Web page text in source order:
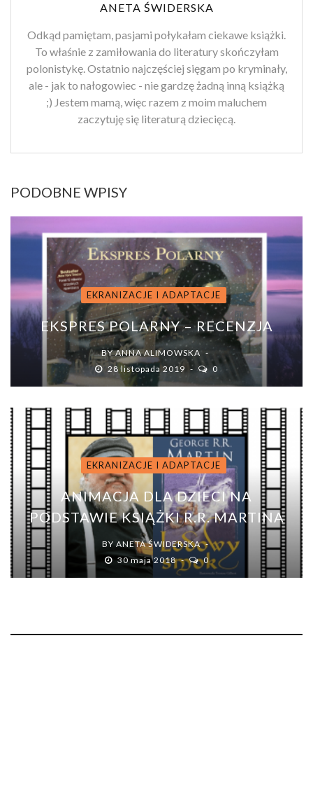
ANETA ŚWIDERSKA
Odkąd pamiętam, pasjami połykałam ciekawe książki.
To właśnie z zamiłowania do literatury skończyłam
polonistykę. Ostatnio najczęściej sięgam po kryminały,
ale - jak to nałogowiec - nie gardzę żadną inną książką
;) Jestem mamą, więc razem z moim maluchem
zaczytuję się literaturą dziecięcą.
PODOBNE WPISY
EKRANIZACJE I ADAPTACJE
EKSPRES POLARNY – RECENZJA
BYANNA ALIMOWSKA
28 listopada 2019
0
EKRANIZACJE I ADAPTACJE
ANIMACJA DLA DZIECI NA
PODSTAWIE KSIĄŻKI R.R. MARTINA
BY ANETA ŚWIDERSKA
30 maja 2018
0